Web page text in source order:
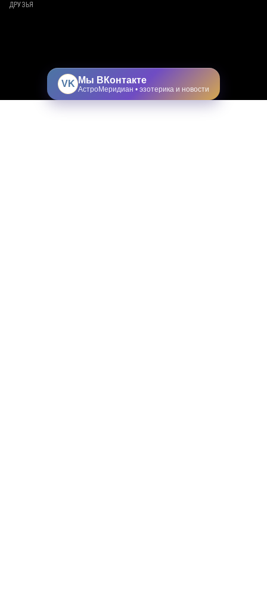
ДРУЗЬЯ
VK Мы ВКонтакте
АстроМеридиан • эзотерика и новости